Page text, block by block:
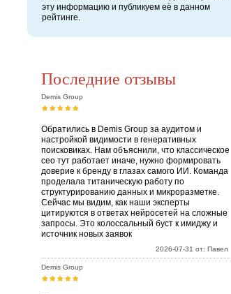
эту информацию и публикуем её в данном
рейтинге.
Последние отзывы
Demis Group
Обратились в Demis Group за аудитом и
настройкой видимости в генеративных
поисковиках. Нам объяснили, что классическое
сео тут работает иначе, нужно формировать
доверие к бренду в глазах самого ИИ. Команда
проделала титаническую работу по
структурированию данных и микроразметке.
Сейчас мы видим, как наши эксперты
цитируются в ответах нейросетей на сложные
запросы. Это колоссальный буст к имиджу и
источник новых заявок
2026-07-31 от: Павел
Demis Group